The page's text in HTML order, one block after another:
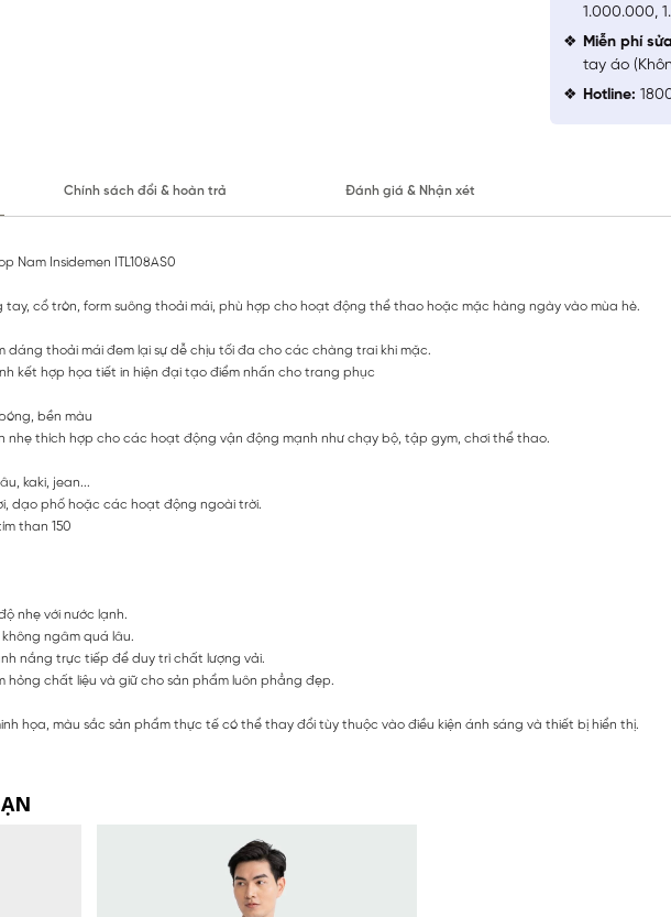
1.000.000,
Miễn phí
tay áo
Hotline:
Chính sách đổi & hoàn trả Đánh giá & Nhận xét
Nam Insidemen ITL108AS0
tay, cổ tròn, form suông thoải mái, phù hợp cho hoạt động thể thao hoặc mặc hàng ngày vào mùa hè.
dáng thoải mái đem lại sự dễ chịu tối đa cho các chàng trai khi mặc.
kết hợp họa tiết in hiện đại tạo điểm nhấn cho trang phục
bền màu
nhẹ thích hợp cho các hoạt động vận động mạnh như chạy bộ, tập gym, chơi thể thao.
kaki, jean...
dạo phố hoặc các hoạt động ngoài trời.
than 150
nhẹ với nước lạnh.
ngâm quá lâu.
nắng trực tiếp để duy trì chất lượng vải.
hỏng chất liệu và giữ cho sản phẩm luôn phẳng đẹp.
họa, màu sắc sản phẩm thực tế có thể thay đổi tùy thuộc vào điều kiện ánh sáng và thiết bị hiển thị.